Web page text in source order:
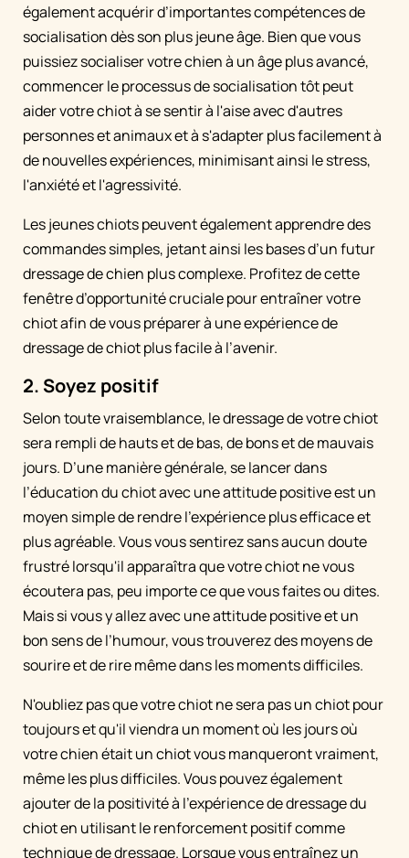
également acquérir d’importantes compétences de
socialisation dès son plus jeune âge. Bien que vous
puissiez socialiser votre chien à un âge plus avancé,
commencer le processus de socialisation tôt peut
aider votre chiot à se sentir à l'aise avec d'autres
personnes et animaux et à s'adapter plus facilement à
de nouvelles expériences, minimisant ainsi le stress,
l'anxiété et l'agressivité.
Les jeunes chiots peuvent également apprendre des
commandes simples, jetant ainsi les bases d’un futur
dressage de chien plus complexe. Profitez de cette
fenêtre d’opportunité cruciale pour entraîner votre
chiot afin de vous préparer à une expérience de
dressage de chiot plus facile à l’avenir.
2. Soyez positif
Selon toute vraisemblance, le dressage de votre chiot
sera rempli de hauts et de bas, de bons et de mauvais
jours. D’une manière générale, se lancer dans
l’éducation du chiot avec une attitude positive est un
moyen simple de rendre l’expérience plus efficace et
plus agréable. Vous vous sentirez sans aucun doute
frustré lorsqu'il apparaîtra que votre chiot ne vous
écoutera pas, peu importe ce que vous faites ou dites.
Mais si vous y allez avec une attitude positive et un
bon sens de l’humour, vous trouverez des moyens de
sourire et de rire même dans les moments difficiles.
N'oubliez pas que votre chiot ne sera pas un chiot pour
toujours et qu'il viendra un moment où les jours où
votre chien était un chiot vous manqueront vraiment,
même les plus difficiles. Vous pouvez également
ajouter de la positivité à l’expérience de dressage du
chiot en utilisant le renforcement positif comme
technique de dressage. Lorsque vous entraînez un